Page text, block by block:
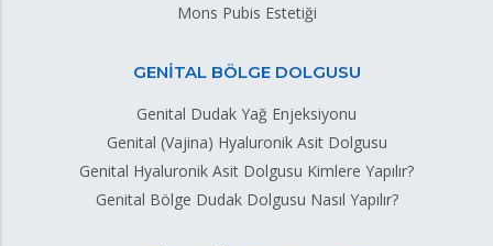
Mons Pubis Estetiği
GENİTAL BÖLGE DOLGUSU
Genital Dudak Yağ Enjeksiyonu
Genital (Vajina) Hyaluronik Asit Dolgusu
Genital Hyaluronik Asit Dolgusu Kimlere Yapılır?
Genital Bölge Dudak Dolgusu Nasıl Yapılır?